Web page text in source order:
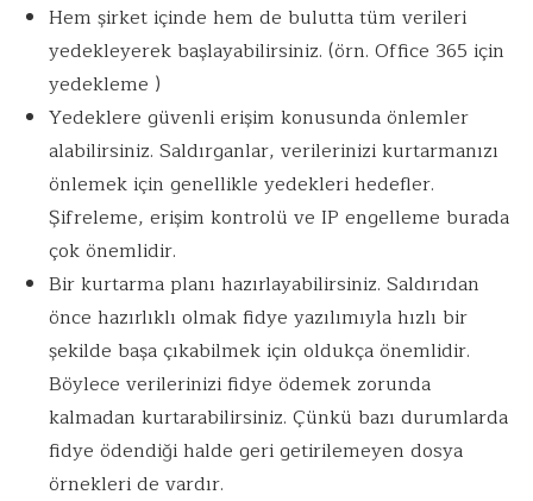
Hem şirket içinde hem de bulutta tüm verileri
yedekleyerek başlayabilirsiniz. (örn. Office 365 için
yedekleme )
Yedeklere güvenli erişim konusunda önlemler
alabilirsiniz. Saldırganlar, verilerinizi kurtarmanızı
önlemek için genellikle yedekleri hedefler.
Şifreleme, erişim kontrolü ve IP engelleme burada
çok önemlidir.
Bir kurtarma planı hazırlayabilirsiniz. Saldırıdan
önce hazırlıklı olmak fidye yazılımıyla hızlı bir
şekilde başa çıkabilmek için oldukça önemlidir.
Böylece verilerinizi fidye ödemek zorunda
kalmadan kurtarabilirsiniz. Çünkü bazı durumlarda
fidye ödendiği halde geri getirilemeyen dosya
örnekleri de vardır.